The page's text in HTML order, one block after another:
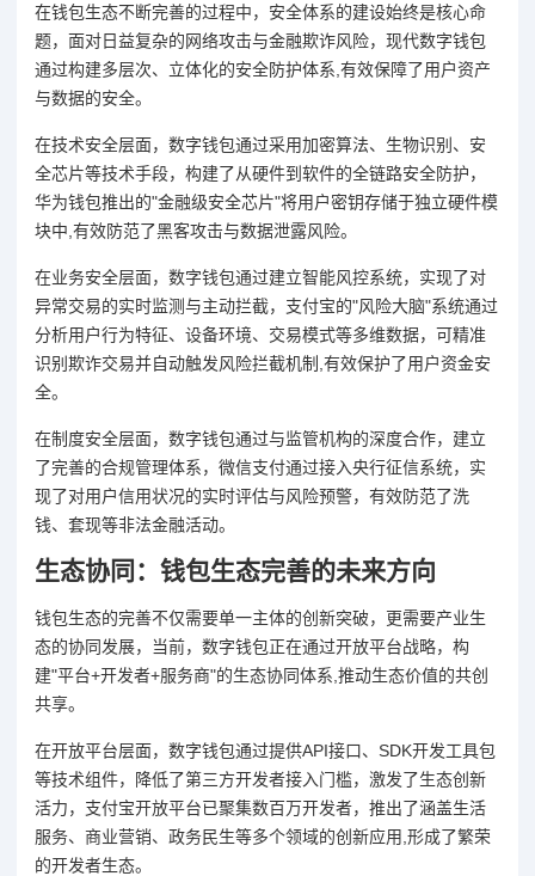
在钱包生态不断完善的过程中，安全体系的建设始终是核心命
题，面对日益复杂的网络攻击与金融欺诈风险，现代数字钱包
通过构建多层次、立体化的安全防护体系,有效保障了用户资产
与数据的安全。
在技术安全层面，数字钱包通过采用加密算法、生物识别、安
全芯片等技术手段，构建了从硬件到软件的全链路安全防护，
华为钱包推出的"金融级安全芯片"将用户密钥存储于独立硬件模
块中,有效防范了黑客攻击与数据泄露风险。
在业务安全层面，数字钱包通过建立智能风控系统，实现了对
异常交易的实时监测与主动拦截，支付宝的"风险大脑"系统通过
分析用户行为特征、设备环境、交易模式等多维数据，可精准
识别欺诈交易并自动触发风险拦截机制,有效保护了用户资金安
全。
在制度安全层面，数字钱包通过与监管机构的深度合作，建立
了完善的合规管理体系，微信支付通过接入央行征信系统，实
现了对用户信用状况的实时评估与风险预警，有效防范了洗
钱、套现等非法金融活动。
生态协同：钱包生态完善的未来方向
钱包生态的完善不仅需要单一主体的创新突破，更需要产业生
态的协同发展，当前，数字钱包正在通过开放平台战略，构
建"平台+开发者+服务商"的生态协同体系,推动生态价值的共创
共享。
在开放平台层面，数字钱包通过提供API接口、SDK开发工具包
等技术组件，降低了第三方开发者接入门槛，激发了生态创新
活力，支付宝开放平台已聚集数百万开发者，推出了涵盖生活
服务、商业营销、政务民生等多个领域的创新应用,形成了繁荣
的开发者生态。